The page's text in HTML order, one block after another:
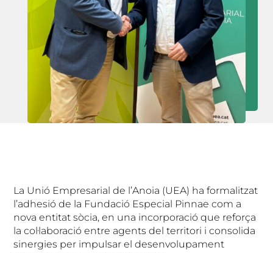
La Unió Empresarial de l’Anoia (UEA) ha formalitzat
l’adhesió de la Fundació Especial Pinnae com a
nova entitat sòcia, en una incorporació que reforça
la col·laboració entre agents del territori i consolida
sinergies per impulsar el desenvolupament